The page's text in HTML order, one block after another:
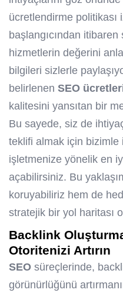
ücretlendirme politikası
başlangıcından
hizmetlerin değerini
bilgileri sizlerle
belirlenen SEO
kalitesini yansıtan bir
Bu sayede, siz de
teklifi almak için bizimle
işletmenize yönelik en
açabilirsiniz. Bu
koruyabiliriz hem de
stratejik bir yol haritası
Backlink
Otoritenizi Artırın
SEO süreçlerinde,
görünürlüğünü